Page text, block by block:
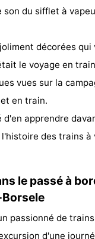
son du sifflet à
décorées qui
le voyage en
vues sur la
en train.
apprendre
des trains à
le passé à
passionné de
d'une